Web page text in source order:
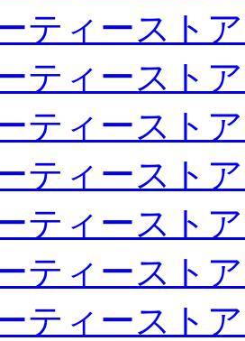
ティースト
ティースト
ティースト
ティースト
ティースト
ティースト
ティースト